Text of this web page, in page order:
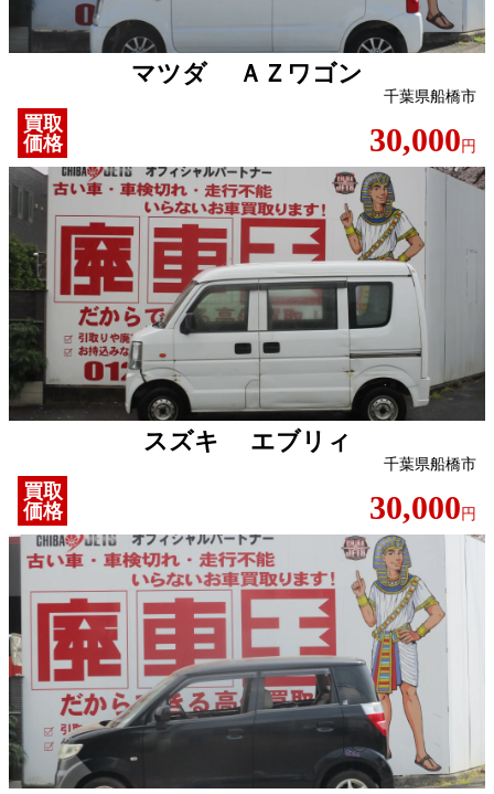
マツダ ＡＺワゴン
千葉県船橋市
買取
価格
30,000 円
スズキ エブリィ
千葉県船橋市
買取
価格
30,000 円